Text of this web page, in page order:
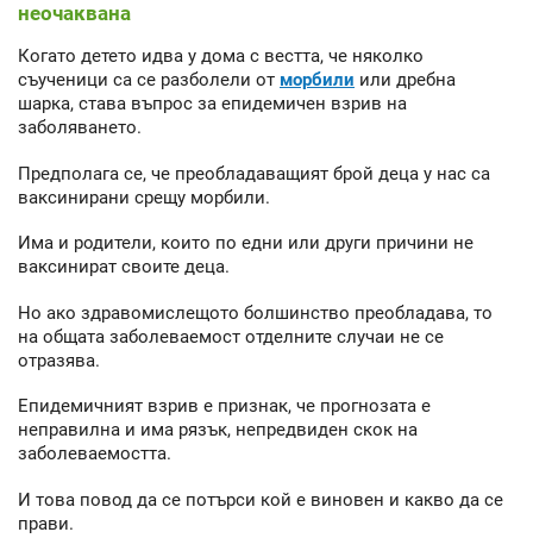
неочаквана
Когато детето идва у дома с вестта, че няколко
съученици са се разболели от морбили или дребна
шарка, става въпрос за епидемичен взрив на
заболяването.
Предполага се, че преобладаващият брой деца у нас са
ваксинирани срещу морбили.
Има и родители, които по едни или други причини не
ваксинират своите деца.
Но ако здравомислещото болшинство преобладава, то
на общата заболеваемост отделните случаи не се
отразява.
Епидемичният взрив е признак, че прогнозата е
неправилна и има рязък, непредвиден скок на
заболеваемостта.
И това повод да се потърси кой е виновен и какво да се
прави.